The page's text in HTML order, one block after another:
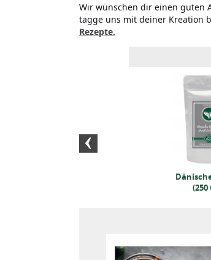
Wir wünschen dir einen guten
tagge uns mit deiner Kreation
Rezepte.